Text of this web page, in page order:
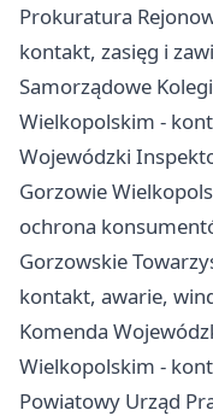
Prokuratura
kontakt, zasięg i
Samorządowe
Wielkopolskim -
Wojewódzki
Gorzowie
ochrona
Gorzowskie
kontakt, awarie,
Komenda
Wielkopolskim -
Powiatowy Urząd